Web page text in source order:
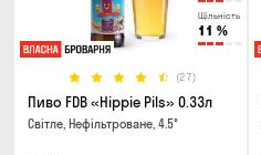
Щільність
11 %
(27)
Пиво FDB «Hippie Pils» 0.33л
Світле, Нефільтроване, 4.5°